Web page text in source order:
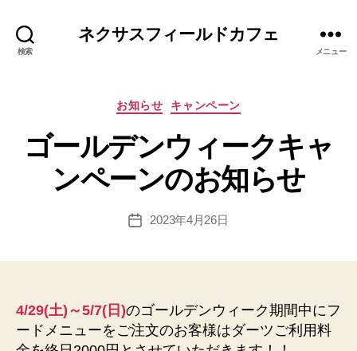
検索
ネクサスフィールドカフェ
メニュー
カ
ゴ
リ
ー
お知らせ キャンペーン
ゴールデンウィークキャ
ンペーンのお知らせ
投
稿
作
h
a
d
m
@
sfi
el
d.
投
2023年4月26日
4/29(土)～5/7(日)のゴールデンウィーク期間中にフ
ードメニューをご注文のお客様はダーツご利用料